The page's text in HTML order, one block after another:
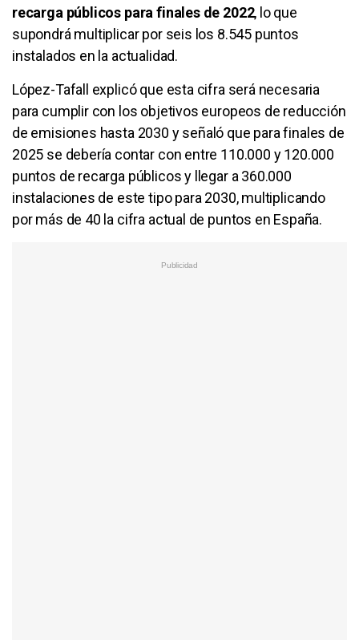
recarga públicos para finales de 2022, lo que
supondrá multiplicar por seis los 8.545 puntos
instalados en la actualidad.
López-Tafall explicó que esta cifra será necesaria
para cumplir con los objetivos europeos de reducción
de emisiones hasta 2030 y señaló que para finales de
2025 se debería contar con entre 110.000 y 120.000
puntos de recarga públicos y llegar a 360.000
instalaciones de este tipo para 2030, multiplicando
por más de 40 la cifra actual de puntos en España.